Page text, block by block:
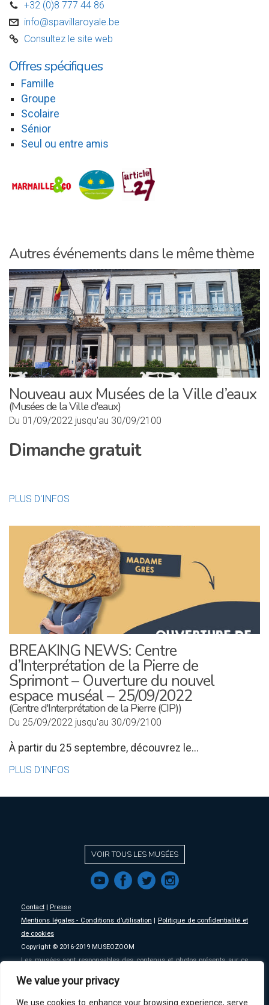
We value your privacy
We use cookies to enhance your browsing experience, serve
D +32 (0)8 777 44 86
v info@spavillaroyale.be
C Consultez le site web
Offres spécifiques
Famille
Groupe
Scolaire
Sénior
Seul ou entre amis
Autres événements dans le même thème
Nouveau aux Musées de la Ville d’eaux
(Musées de la Ville d'eaux)
Du 01/09/2022 jusqu'au 30/09/2100
Dimanche gratuit
PLUS D'INFOS
BREAKING NEWS: Centre
d’Interprétation de la Pierre de
Sprimont – Ouverture du nouvel
espace muséal – 25/09/2022
(Centre d'Interprétation de la Pierre (CIP))
Du 25/09/2022 jusqu'au 30/09/2100
À partir du 25 septembre, découvrez le...
PLUS D'INFOS
VOIR TOUS LES MUSÉES
f a b e
Contact | Presse
Mentions légales - Conditions d’utilisation | Politique de confidentialité et
de cookies
Copyright © 2016-2019 MUSEOZOOM
Les musées sont responsables des contenus et photos présents sur ce